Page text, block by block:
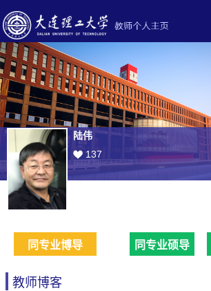
陆伟
137
同专业博导 同专业硕导
教师博客